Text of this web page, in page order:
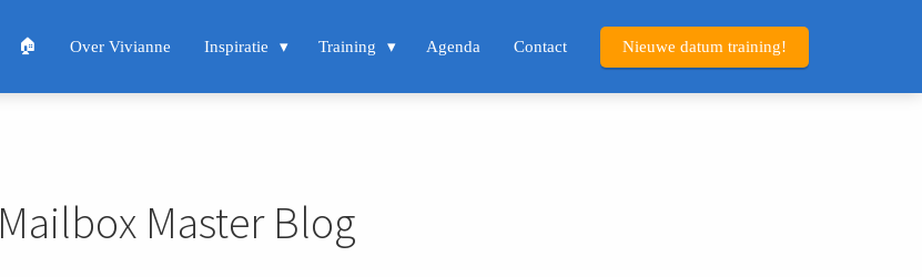
🏠 Over Vivianne Inspiratie Training Agenda Contact Nieuwe datum training!
Mailbox Master Blog